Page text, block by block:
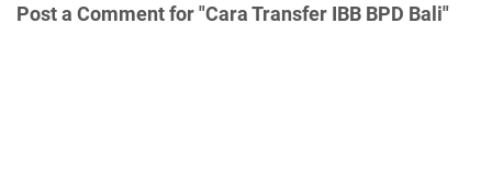
Post a Comment for "Cara Transfer IBB BPD Bali"